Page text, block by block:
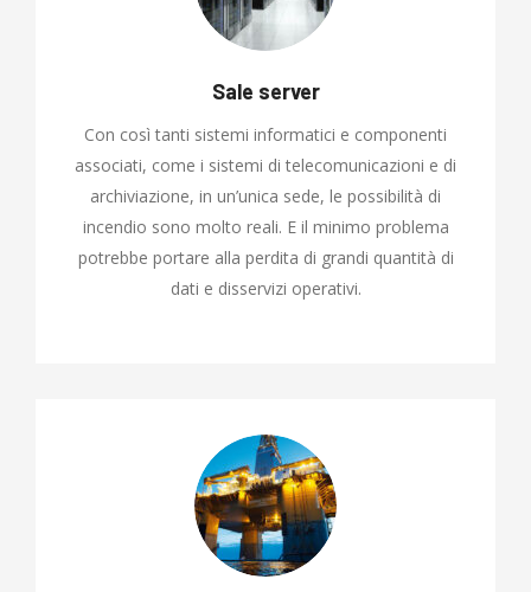
Sale server
Con così tanti sistemi informatici e componenti
associati, come i sistemi di telecomunicazioni e di
archiviazione, in un’unica sede, le possibilità di
incendio sono molto reali. E il minimo problema
potrebbe portare alla perdita di grandi quantità di
dati e disservizi operativi.